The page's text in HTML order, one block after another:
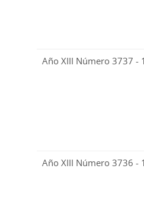
Año XIII Número 3737 -
Año XIII Número 3736 -